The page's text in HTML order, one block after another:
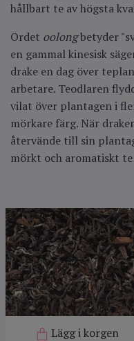
hållbart te av högsta
Ordet oolongbetyder
en gammal kinesisk
drake en dag över
arbetare. Teodlaren
vilat över plantagen i
mörkare färg. När
återvände till sin
mörkt och aromatiskt te
Lägg i korgen